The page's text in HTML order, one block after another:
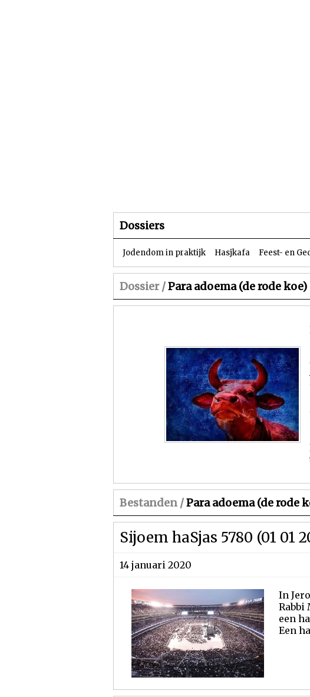
Dossiers
Jodendom in praktijk Hasjkafa Feest- en
Dossier /Para adoema (de rode koe)
Bestanden /Para adoema (de rode
Sijoem haSjas 5780 (01 01
14 januari 2020
In
Rabbi
een
Een